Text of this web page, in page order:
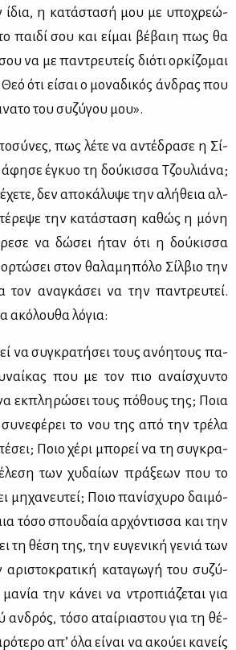
ίδια, η κα­τά­στα­σή μου με υπο­χρε­ώ­
παι­δί σου και εί­μαι βέ­βαιη πως θα
να με πα­ντρευ­τείς διό­τι ορ­κί­ζο­μαι
ότι εί­σαι ο μο­να­δι­κός άν­δρας που
του συ­ζύ­γου μου».
πως λέ­τε να αντέ­δρα­σε η Σί­
έγκυο τη δού­κισ­σα Τζου­λιά­να;
δεν απο­κά­λυ­ψε την αλή­θεια αλ­
την κα­τά­στα­ση κα­θώς η μό­νη
να δώ­σει ήταν ότι η δού­κισ­σα
στον θα­λα­μη­πό­λο Σίλ­βιο την
τον ανα­γκά­σει να την πα­ντρευ­τεί.
ακό­λου­θα λό­για:
να συ­γκρα­τή­σει τους ανό­η­τους πα­
που με τον πιο αναί­σχυ­ντο
εκ­πλη­ρώ­σει τους πό­θους της; Ποια
το νου της από την τρέ­λα
Ποιο χέ­ρι μπο­ρεί να τη συ­γκρα­
των χυ­δαί­ων πρά­ξε­ων που το
μη­χα­νευ­τεί; Ποιο πα­νί­σχυ­ρο δαι­μό­
τό­σο σπου­δαία αρ­χό­ντισ­σα και την
τη θέ­ση της, την ευ­γε­νι­κή γε­νιά των
κα­τα­γω­γή του συ­ζύ­
την κά­νει να ντρο­πιά­ζε­ται για
αν­δρός, τό­σο αταί­ρια­στου για τη θέ­
απ’ όλα εί­ναι να ακού­ει κα­νείς